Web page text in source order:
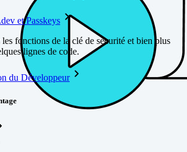
et Passkeys
fonctions de la clé de sécurité et bien plus
lignes de code.
du Développeur